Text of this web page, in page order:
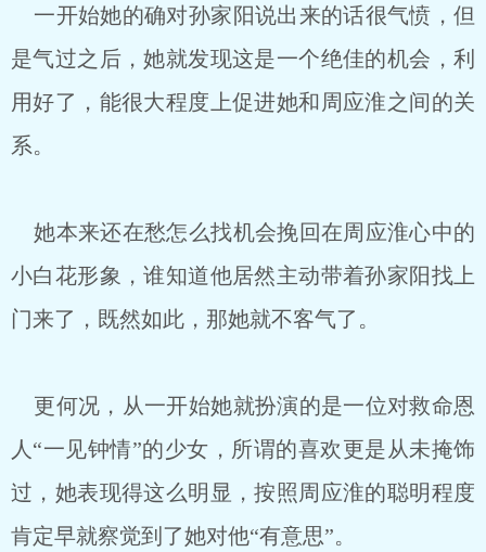
一开始她的确对孙家阳说出来的话很气愤，但
是气过之后，她就发现这是一个绝佳的机会，利
用好了，能很大程度上促进她和周应淮之间的关
系。
她本来还在愁怎么找机会挽回在周应淮心中的
小白花形象，谁知道他居然主动带着孙家阳找上
门来了，既然如此，那她就不客气了。
更何况，从一开始她就扮演的是一位对救命恩
人“一见钟情”的少女，所谓的喜欢更是从未掩饰
过，她表现得这么明显，按照周应淮的聪明程度
肯定早就察觉到了她对他“有意思”。